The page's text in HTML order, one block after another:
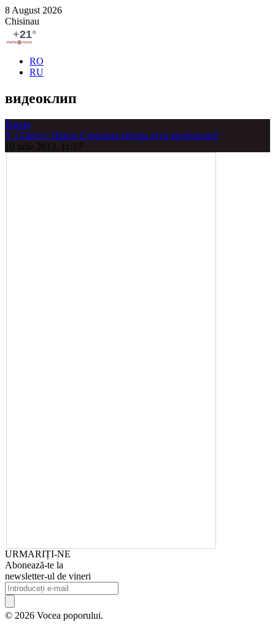
8 August 2026
Chisinau
RO
RU
видеоклип
Вария
У «Танго» Павла Стратана теперь есть видеоклип!
10 iulie 2013, 11:17
URMARIȚI-NE
Abonează-te la
newsletter-ul de vineri
© 2026 Vocea poporului.